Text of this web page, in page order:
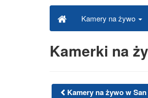
Kamery na żywo
Kamerki na
Kamery na żywo w